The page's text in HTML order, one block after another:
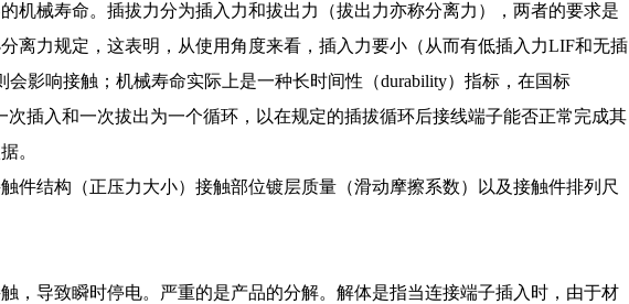
机械寿命。插拔力分为插入力和拔出力（拔出力亦称分离力），两者的要求是
离力规定，这表明，从使用角度来看，插入力要小（从而有低插入力LIF和无插
会影响接触；机械寿命实际上是一种长时间性（durability）指标，在国标
次插入和一次拔出为一个循环，以在规定的插拔循环后接线端子能否正常完成其
。
件结构（正压力大小）接触部位镀层质量（滑动摩擦系数）以及接触件排列尺
，导致瞬时停电。严重的是产品的分解。解体是指当连接端子插入时，由于材